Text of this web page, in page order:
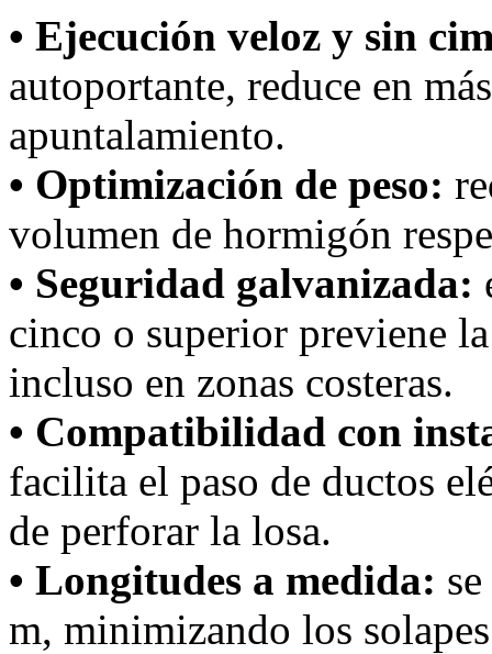
• Ejecución veloz y sin
autoportante, reduce en
apuntalamiento.
• Optimización de peso:
volumen de hormigón
• Seguridad galvanizada:
cinco o superior previene
incluso en zonas costeras.
• Compatibilidad con
facilita el paso de ductos
de perforar la losa.
• Longitudes a medida:
m, minimizando los